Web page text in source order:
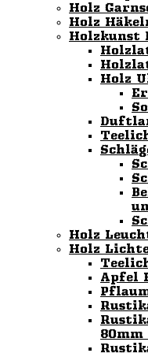
Holz
Holz
Holzkunst
Holz
Holz
Holz
Apfel
80mm